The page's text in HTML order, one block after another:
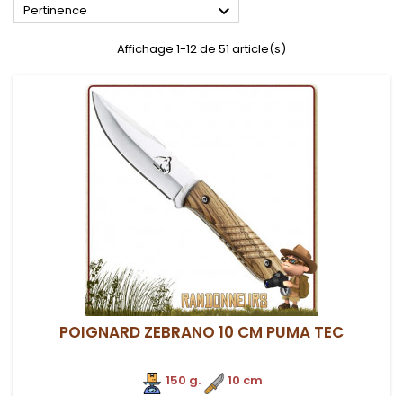
Pertinence 
Affichage 1-12 de 51 article(s)
POIGNARD ZEBRANO 10 CM PUMA TEC
150 g.
10 cm